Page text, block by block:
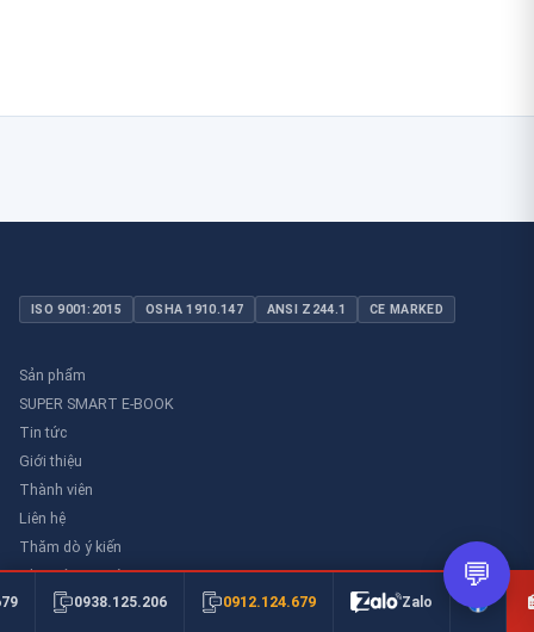
ISO 9001:2015 OSHA 1910.147 ANSI Z244.1 CE MARKED
Sản phẩm
SUPER SMART E-BOOK
Tin tức
Giới thiệu
Thành viên
Liên hệ
Thăm dò ý kiến
Thư viên an toàn
0938.125.206 0912.124.679 Zalo
💬